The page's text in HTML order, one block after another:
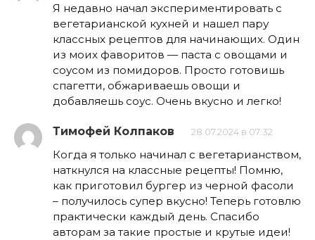
Я недавно начал экспериментировать с
вегетарианской кухней и нашел пару
классных рецептов для начинающих. Один
из моих фаворитов — паста с овощами и
соусом из помидоров. Просто готовишь
спагетти, обжариваешь овощи и
добавляешь соус. Очень вкусно и легко!
Тимофей Колпаков 28.07.2024 в 07:32
Когда я только начинал с вегетарианством,
наткнулся на классные рецепты! Помню,
как приготовил бургер из черной фасоли
– получилось супер вкусно! Теперь готовлю
практически каждый день. Спасибо
авторам за такие простые и крутые идеи!